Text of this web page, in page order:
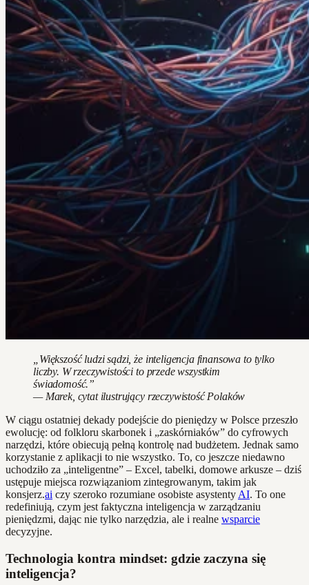
„Większość ludzi sądzi, że inteligencja finansowa to tylko
liczby. W rzeczywistości to przede wszystkim
świadomość.”
— Marek, cytat ilustrujący rzeczywistość Polaków
W ciągu ostatniej dekady podejście do pieniędzy w Polsce przeszło
ewolucję: od folkloru skarbonek i „zaskórniaków” do cyfrowych
narzędzi, które obiecują pełną kontrolę nad budżetem. Jednak samo
korzystanie z aplikacji to nie wszystko. To, co jeszcze niedawno
uchodziło za „inteligentne” – Excel, tabelki, domowe arkusze – dziś
ustępuje miejsca rozwiązaniom zintegrowanym, takim jak
konsjerz.ai czy szeroko rozumiane osobiste asystenty AI. To one
redefiniują, czym jest faktyczna inteligencja w zarządzaniu
pieniędzmi, dając nie tylko narzędzia, ale i realne wsparcie
decyzyjne.
Technologia kontra mindset: gdzie zaczyna się
inteligencja?